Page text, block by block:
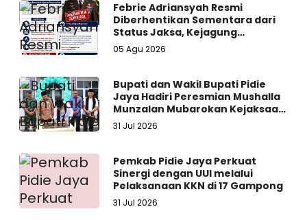
Febrie Adriansyah Resmi
Diberhentikan Sementara dari
Status Jaksa, Kejagung
Persilakan Ajukan Praperadilan
05 Agu 2026
Bupati dan Wakil Bupati Pidie
Jaya Hadiri Peresmian Mushalla
Munzalan Mubarokan Kejaksaan
Negeri Pidie Jaya
31 Jul 2026
Pemkab Pidie Jaya Perkuat
Sinergi dengan UUI melalui
Pelaksanaan KKN di 17 Gampong
31 Jul 2026